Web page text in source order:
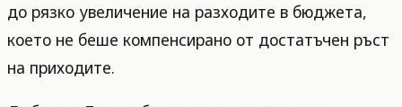
до рязко увеличение на разходите в бюджета,
което не беше компенсирано от достатъчен ръст
на приходите.